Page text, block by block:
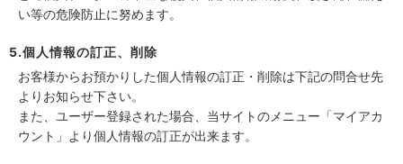
い等の危険防止に努めます。
5.個人情報の訂正、削除
お客様からお預かりした個人情報の訂正・削除は下記の問合せ先
よりお知らせ下さい。
また、ユーザー登録された場合、当サイトのメニュー「マイアカ
ウント」より個人情報の訂正が出来ます。